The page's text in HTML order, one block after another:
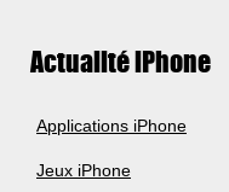
Actualité iPhone
Applications iPhone
Jeux iPhone